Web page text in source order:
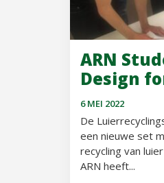
ARN
Design
6 MEI 2022
De
een nieuwe set
recycling van
ARN heeft...